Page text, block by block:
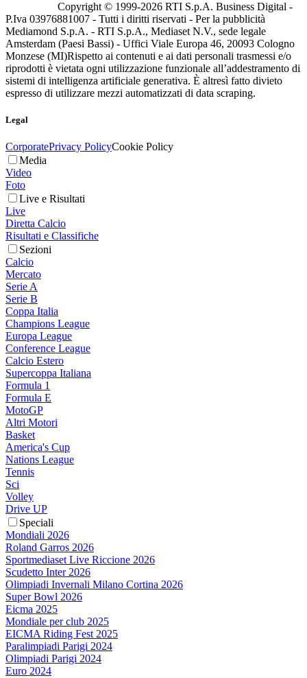
Copyright © 1999-2026 RTI S.p.A. Business Digital -
P.Iva 03976881007 - Tutti i diritti riservati - Per la pubblicità
Mediamond S.p.A. - RTI S.p.A., Mediaset N.V., sede legale
Amsterdam (Paesi Bassi) - Uffici Viale Europa 46, 20093 Cologno
Monzese (MI)Rispetto ai contenuti e ai dati personali trasmessi e/o
riprodotti è vietata ogni utilizzazione funzionale all’addestramento di
sistemi di intelligenza artificiale generativa. È altresì fatto divieto
espresso di utilizzare mezzi automatizzati di data scraping.
Legal
CorporatePrivacy PolicyCookie Policy
Media
Video
Foto
Live e Risultati
Live
Diretta Calcio
Risultati e Classifiche
Sezioni
Calcio
Mercato
Serie A
Serie B
Coppa Italia
Champions League
Europa League
Conference League
Calcio Estero
Supercoppa Italiana
Formula 1
Formula E
MotoGP
Altri Motori
Basket
America's Cup
Nations League
Tennis
Sci
Volley
Drive UP
Speciali
Mondiali 2026
Roland Garros 2026
Sportmediaset Live Riccione 2026
Scudetto Inter 2026
Olimpiadi Invernali Milano Cortina 2026
Super Bowl 2026
Eicma 2025
Mondiale per club 2025
EICMA Riding Fest 2025
Paralimpiadi Parigi 2024
Olimpiadi Parigi 2024
Euro 2024